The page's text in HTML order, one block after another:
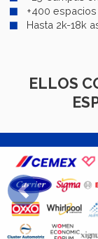
+400
Hasta 2k-18k
ELLOS
Previous